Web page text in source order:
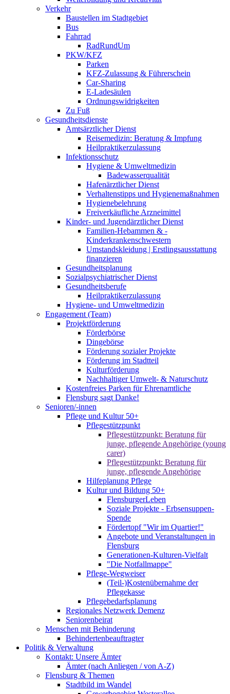
Verkehr
Baustellen im Stadtgebiet
Bus
Fahrrad
RadRundUm
PKW/KFZ
Parken
KFZ-Zulassung & Führerschein
Car-Sharing
E-Ladesäulen
Ordnungswidrigkeiten
Zu Fuß
Gesundheitsdienste
Amtsärztlicher Dienst
Reisemedizin: Beratung & Impfung
Heilpraktikerzulassung
Infektionsschutz
Hygiene & Umweltmedizin
Badewasserqualität
Hafenärztlicher Dienst
Verhaltenstipps und Hygienemaßnahmen
Hygienebelehrung
Freiverkäufliche Arzneimittel
Kinder- und Jugendärztlicher Dienst
Familien-Hebammen & -
Kinderkrankenschwestern
Umstandskleidung | Erstlingsausstattung
finanzieren
Gesundheitsplanung
Sozialpsychiatrischer Dienst
Gesundheitsberufe
Heilpraktikerzulassung
Hygiene- und Umweltmedizin
Engagement (Team)
Projektförderung
Förderbörse
Dingebörse
Förderung sozialer Projekte
Förderung im Stadtteil
Kulturförderung
Nachhaltiger Umwelt- & Naturschutz
Kostenfreies Parken für Ehrenamtliche
Flensburg sagt Danke!
Senioren/-innen
Pflege und Kultur 50+
Pflegestützpunkt
Pflegestützpunkt: Beratung für
junge, pflegende Angehörige (young
carer)
Pflegestützpunkt: Beratung für
junge, pflegende Angehörige
Hilfeplanung Pflege
Kultur und Bildung 50+
FlensburgerLeben
Soziale Projekte - Erbsensuppen-
Spende
Fördertopf "Wir im Quartier!"
Angebote und Veranstaltungen in
Flensburg
Generationen-Kulturen-Vielfalt
"Die Notfallmappe"
Pflege-Wegweiser
(Teil-)Kostenübernahme der
Pflegekasse
Pflegebedarfsplanung
Regionales Netzwerk Demenz
Seniorenbeirat
Menschen mit Behinderung
Behindertenbeauftragter
Politik & Verwaltung
Kontakt: Unsere Ämter
Ämter (nach Anliegen / von A-Z)
Flensburg & Themen
Stadtbild im Wandel